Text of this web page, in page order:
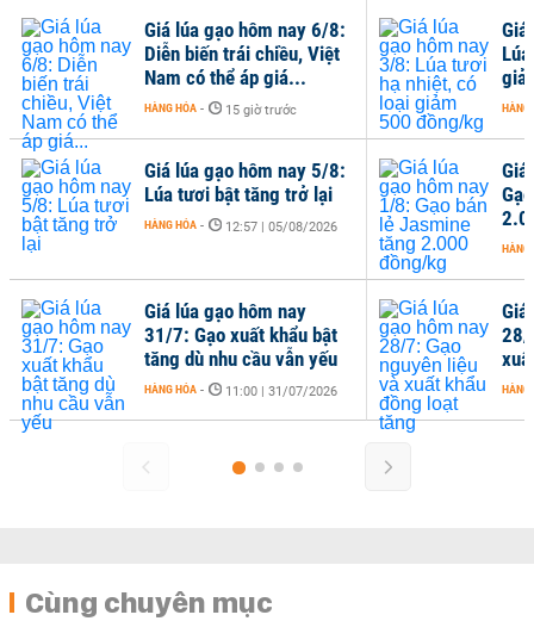
Giá lúa gạo hôm nay 6/8:
Diễn biến trái chiều, Việt
Nam có thể áp giá...
HÀNG HÓA - 15 giờ trước
Giá lúa gạo hôm nay 5/8:
Lúa tươi bật tăng trở lại
HÀNG HÓA - 12:57 | 05/08/2026
HÀNG
HÀNG
Giá lúa gạo hôm nay
31/7: Gạo xuất khẩu bật
tăng dù nhu cầu vẫn yếu
HÀNG HÓA - 11:00 | 31/07/2026
Giá
28/
HÀNG
Cùng chuyên mục